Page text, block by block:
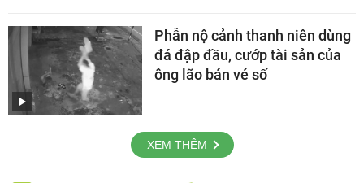
Phẫn nộ cảnh thanh niên dùng
đá đập đầu, cướp tài sản của
ông lão bán vé số
XEM THÊM